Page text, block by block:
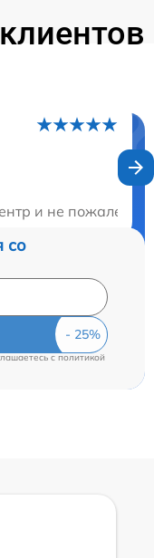
и не пожалел.
со
cполитикой